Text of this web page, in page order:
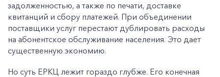
задолженностью, а также по печати, доставке
квитанций и сбору платежей. При объединении
поставщики услуг перестают дублировать расходы
на абонентское обслуживание населения. Это дает
существенную экономию.
Но суть ЕРКЦ лежит гораздо глубже. Его конечная